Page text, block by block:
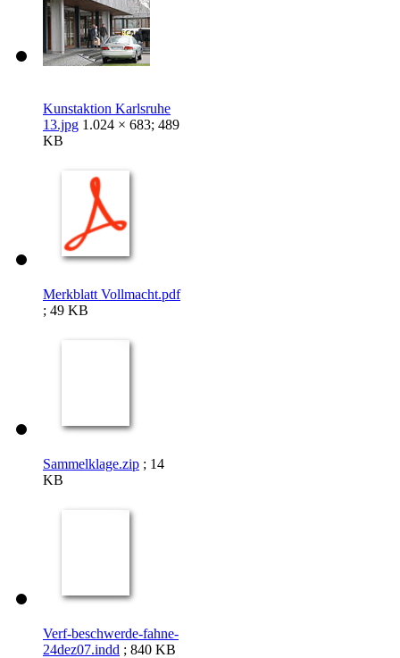
Kunstaktion Karlsruhe
13.jpg 1.024 × 683; 489
KB
Merkblatt Vollmacht.pdf
; 49 KB
Sammelklage.zip ; 14
KB
Verf-beschwerde-fahne-
24dez07.indd ; 840 KB